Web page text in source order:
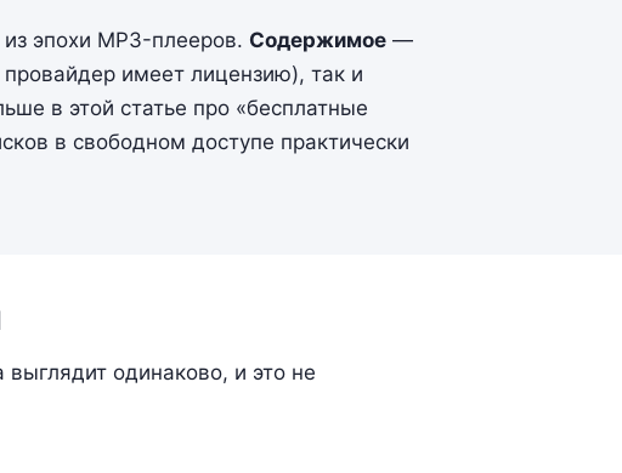
эпохи MP3-плееров. Содержимое —
имеет лицензию), так и
в этой статье про «бесплатные
в свободном доступе практически
одинаково, и это не